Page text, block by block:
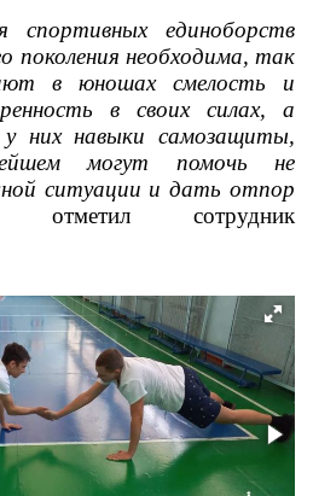
спортивных единоборств
поколения необходима, так
в юношах смелость и
в своих силах, а
них навыки самозащиты,
могут помочь не
ситуации и дать отпор
отметил сотрудник